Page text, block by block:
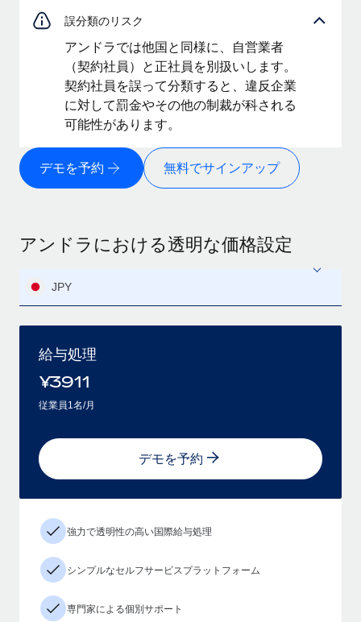
誤分類のリスク
アンドラでは他国と同様に、自営業者
（契約社員）と正社員を別扱いします。
契約社員を誤って分類すると、違反企業
に対して罰金やその他の制裁が科される
可能性があります。
デモを予約 無料でサインアップ
アンドラにおける透明な価格設定
JPY
給与処理
¥3911
従業員1名/月
デモを予約
強力で透明性の高い国際給与処理
シンプルなセルフサービスプラットフォーム
専門家による個別サポート